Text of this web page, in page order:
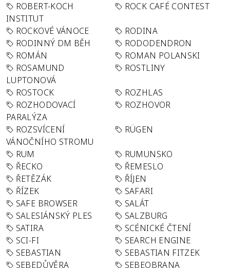
ROBERT-KOCH
INSTITUT
ROCK CAFÉ CONTEST
ROCKOVÉ VÁNOCE
RODINA
RODINNÝ DM BĚH
RODODENDRON
ROMÁN
ROMAN POLANSKI
ROSAMUND
LUPTONOVÁ
ROSTLINY
ROSTOCK
ROZHLAS
ROZHODOVACÍ
PARALÝZA
ROZHOVOR
ROZSVÍCENÍ
VÁNOČNÍHO STROMU
RÜGEN
RUM
RUMUNSKO
ŘECKO
ŘEMESLO
ŘETĚZÁK
ŘÍJEN
ŘÍZEK
SAFARI
SAFE BROWSER
SALÁT
SALESIÁNSKÝ PLES
SALZBURG
SATIRA
SCÉNICKÉ ČTENÍ
SCI-FI
SEARCH ENGINE
SEBASTIAN
SEBASTIAN FITZEK
SEBEDŮVĚRA
SEBEOBRANA